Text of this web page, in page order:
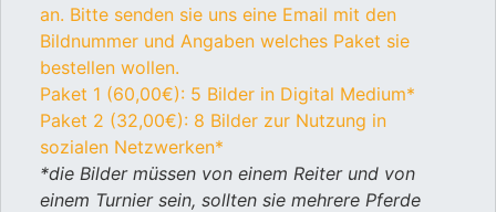
an. Bitte senden sie uns eine Email mit den
Bildnummer und Angaben welches Paket sie
bestellen wollen.
Paket 1 (60,00€): 5 Bilder in Digital Medium*
Paket 2 (32,00€): 8 Bilder zur Nutzung in
sozialen Netzwerken*
*die Bilder müssen von einem Reiter und von
einem Turnier sein, sollten sie mehrere Pferde